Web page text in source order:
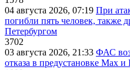
04 августа 2026, 07:19 При
погибли пять человек, также
Петербургом
3702
03 августа 2026, 21:33 ФАС
отказа в предустановке Max и